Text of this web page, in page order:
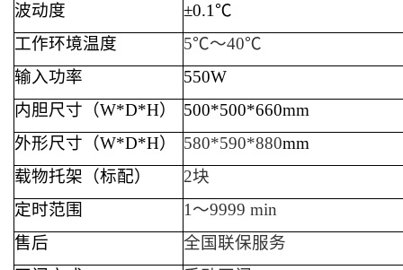
波动度
±0.1℃
工作环境温度
5℃～40℃
输入功率
550W
内胆尺寸（W*D*H）
500*500*660mm
外形尺寸（W*D*H）
580*590*880mm
载物托架（标配）
2块
定时范围
1～9999 min
售后
全国联保服务